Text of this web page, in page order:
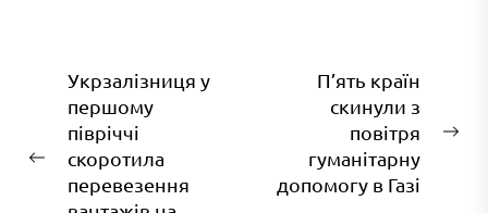
Навігація
записів
Попередній
запис:
Укрзалізниця у
першому
півріччі
скоротила
перевезення
П’ять країн
скинули з
повітря
гуманітарну
допомогу в Газі